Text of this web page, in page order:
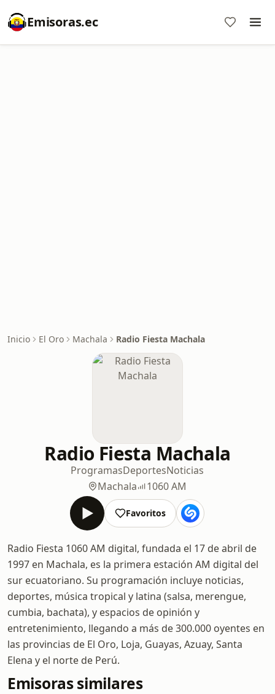
Emisoras.ec
Inicio El Oro Machala Radio Fiesta Machala
Radio Fiesta Machala
ProgramasDeportesNoticias
Machala
1060 AM
Favoritos
Radio Fiesta 1060 AM digital, fundada el 17 de abril de
1997 en Machala, es la primera estación AM digital del
sur ecuatoriano. Su programación incluye noticias,
deportes, música tropical y latina (salsa, merengue,
cumbia, bachata), y espacios de opinión y
entretenimiento, llegando a más de 300.000 oyentes en
las provincias de El Oro, Loja, Guayas, Azuay, Santa
Elena y el norte de Perú.
Emisoras similares